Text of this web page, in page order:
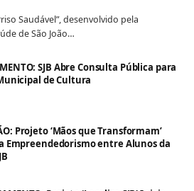
Saudável”, desenvolvido pela
de São João…
SJB Abre Consulta Pública para
de Cultura
Projeto ‘Mãos que Transformam’
Empreendedorismo entre Alunos da